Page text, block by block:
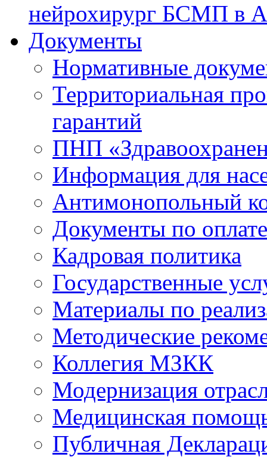
нейрохирург БСМП в
Документы
Нормативные
Территориальная
гарантий
ПНП
Информация для
Антимонопольный
Документы по
Кадровая политика
Государственные
Материалы по
Методические
Коллегия МЗКК
Модернизация
Медицинская
Публичная